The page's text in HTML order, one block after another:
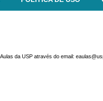
da USP através do email: